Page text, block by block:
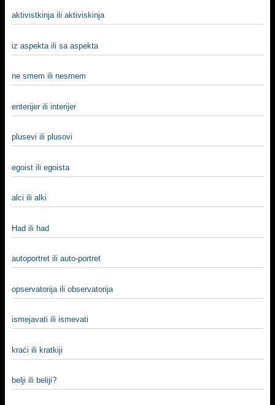
aktivistkinja ili aktiviskinja
iz aspekta ili sa aspekta
ne smem ili nesmem
enterijer ili interijer
plusevi ili plusovi
egoist ili egoista
alci ili alki
Had ili had
autoportret ili auto-portret
opservatorija ili observatorija
ismejavati ili ismevati
kraći ili kratkiji
belji ili beliji?